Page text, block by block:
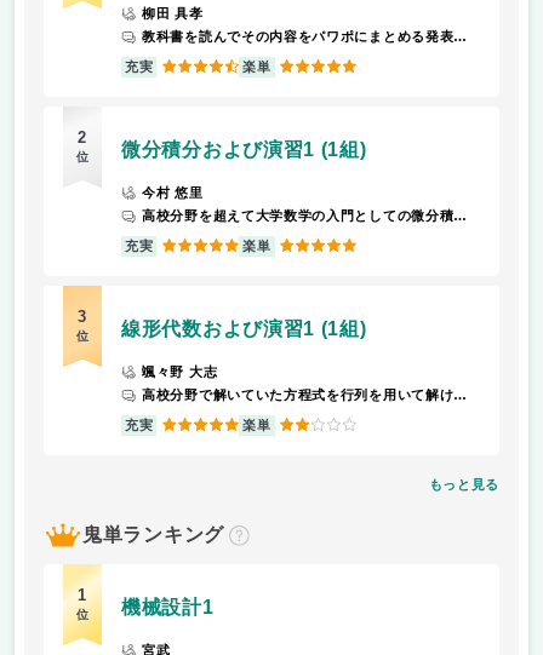
柳田 具孝
教科書を読んでその内容をパワポにまとめる発表が順番に回ってくる。
充実 4.5 楽単 5
2
位 微分積分および演習1 (1組)
今村 悠里
高校分野を超えて大学数学の入門としての微分積分に関する知識を得られた。
充実 5 楽単 5
3
位 線形代数および演習1 (1組)
颯々野 大志
高校分野で解いていた方程式を行列を用いて解けるようになることができた。
充実 5 楽単 2
もっと見る
鬼単ランキング
？
1
位 機械設計1
宮武